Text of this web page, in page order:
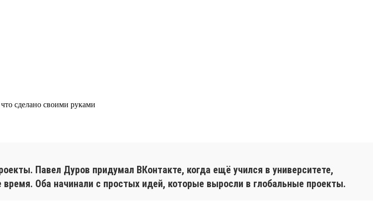
сделано своими руками
Павел Дуров придумал ВКонтакте, когда ещё учился в университете,
Оба начинали с простых идей, которые выросли в глобальные проекты.